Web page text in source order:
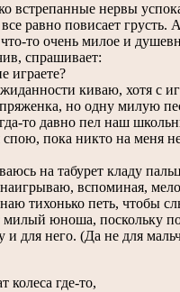
встрепанные нервы
равно повисает грусть.
то очень милое и
спрашивает:
киваю, хотя с
но одну милую
то давно пел наш
спою, пока никто на меня
на табурет кладу
вспоминая,
тихонько петь, чтобы
милый юноша, поскольку
и для него. (Да не для
колеса где-то,